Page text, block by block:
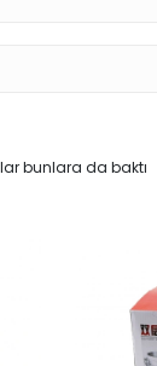
bunlara da baktı